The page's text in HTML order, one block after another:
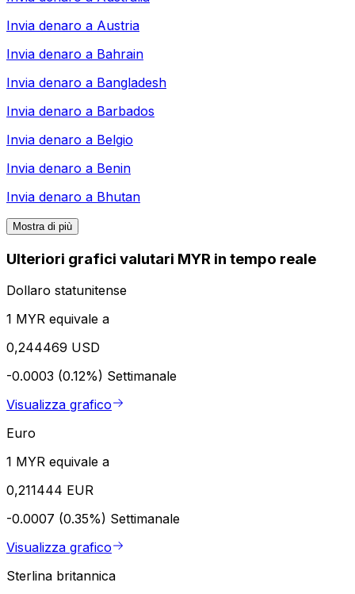
Invia denaro a Austria
Invia denaro a Bahrain
Invia denaro a Bangladesh
Invia denaro a Barbados
Invia denaro a Belgio
Invia denaro a Benin
Invia denaro a Bhutan
Mostra di più
Ulteriori grafici valutari MYR in tempo reale
Dollaro statunitense
1 MYR equivale a
0,244469 USD
-0.0003 (0.12%) Settimanale
Visualizza grafico
Euro
1 MYR equivale a
0,211444 EUR
-0.0007 (0.35%) Settimanale
Visualizza grafico
Sterlina britannica